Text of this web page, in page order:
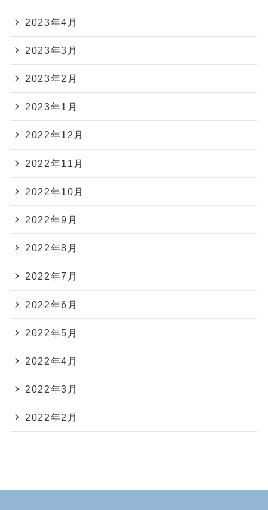
2023年4月
2023年3月
2023年2月
2023年1月
2022年12月
2022年11月
2022年10月
2022年9月
2022年8月
2022年7月
2022年6月
2022年5月
2022年4月
2022年3月
2022年2月